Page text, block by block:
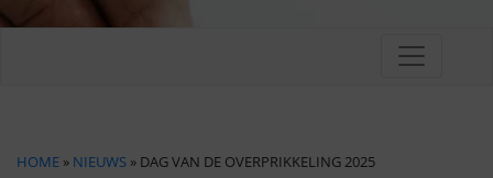
HOME » NIEUWS » DAG VAN DE OVERPRIKKELING 2025